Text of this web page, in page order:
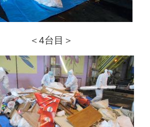
目＞